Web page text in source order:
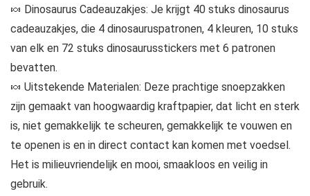
🍬 Dinosaurus Cadeauzakjes: Je krijgt 40 stuks dinosaurus
cadeauzakjes, die 4 dinosauruspatronen, 4 kleuren, 10 stuks
van elk en 72 stuks dinosaurusstickers met 6 patronen
bevatten.
🍬 Uitstekende Materialen: Deze prachtige snoepzakken
zijn gemaakt van hoogwaardig kraftpapier, dat licht en sterk
is, niet gemakkelijk te scheuren, gemakkelijk te vouwen en
te openen is en in direct contact kan komen met voedsel.
Het is milieuvriendelijk en mooi, smaakloos en veilig in
gebruik.